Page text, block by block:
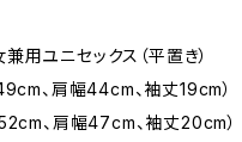
兼用ユニセックス（平置き）
、肩幅44cm、袖丈19cm）
、肩幅47cm、袖丈20cm）